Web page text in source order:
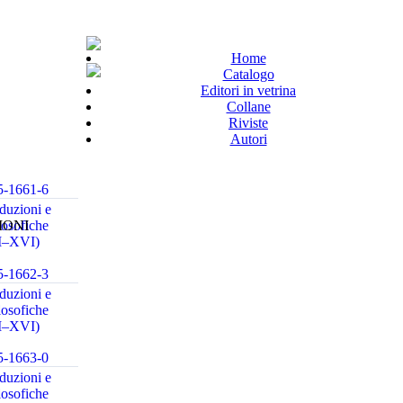
Home
Catalogo
Editori in vetrina
Collane
Riviste
Autori
1661-6
e
1662-3
e
1663-0
e